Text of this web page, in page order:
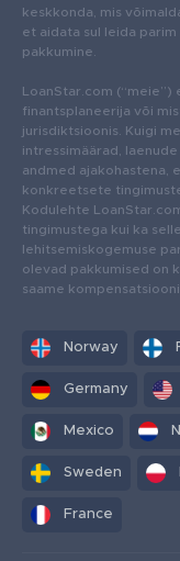
keskkonda, mis
et aidata sul leida
pakkumine.
LoanStar.com (“meie”)
finantsplaneerija või
jurisdiktsioonis. Kuigi
intressimäärad,
andmed ajakohastena,
konkreetsete
Kodulehte
tingimustega kui ka
lehitsemiskogemuse
olevad pakkumised on
saame
Norway
Germany
Mexico
Sweden
France